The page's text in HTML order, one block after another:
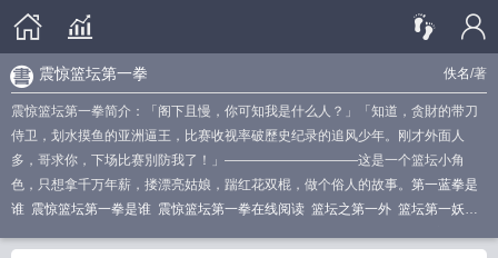
佚名/著
震惊篮坛第一拳
震惊篮坛第一拳简介：「阁下且慢，你可知我是什么人？」「知道，贪財的带刀
侍卫，划水摸鱼的亚洲逼王，比赛收视率破歷史纪录的追风少年。刚才外面人
多，哥求你，下场比赛別防我了！」——————————这是一个篮坛小角
色，只想拿千万年薪，搂漂亮姑娘，踹红花双棍，做个俗人的故事。 第一蓝拳是
谁 震惊篮坛第一拳是谁 震惊篮坛第一拳在线阅读 篮坛之第一外 篮坛第一妖